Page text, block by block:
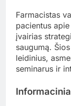
Farmacistas
pacientus
įvairias
saugumą.
leidinius,
seminarus ir